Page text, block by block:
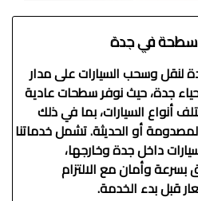
في جدة
وسحب السيارات على مدار
جدة، حيث نوفر سطحات عادية
أنواع السيارات، بما في ذلك
أو الحديثة. تشمل خدماتنا
داخل جدة وخارجها،
وأمان مع الالتزام
قبل بدء الخدمة.